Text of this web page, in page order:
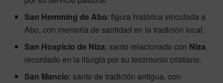
San Hemming de Abo: figura histórica vinculada a
Abo, con memoria de santidad en la tradición local.
San Hospicio de Niza: santo relacionado con Niza,
recordado en la liturgia por su testimonio cristiano.
San Mancio: santo de tradición antigua, con